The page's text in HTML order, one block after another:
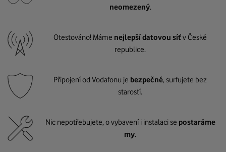
neomezený.
Otestováno! Máme nejlepší datovou síťv České
republice.
Připojení od Vodafonu je bezpečné, surfujete bez
starostí.
Nic nepotřebujete, o vybavení i instalaci se postaráme
my.